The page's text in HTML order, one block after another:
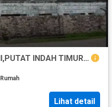
RUMAH MURAH, SIAP HUNI,PUTAT INDAH TIMUR, SURABAYA
Rumah
Lihat detail